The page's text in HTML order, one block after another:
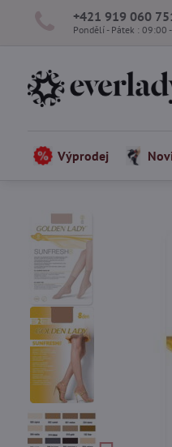
+421 919 060
Pondělí - Pátek : 09:00
Výprodej